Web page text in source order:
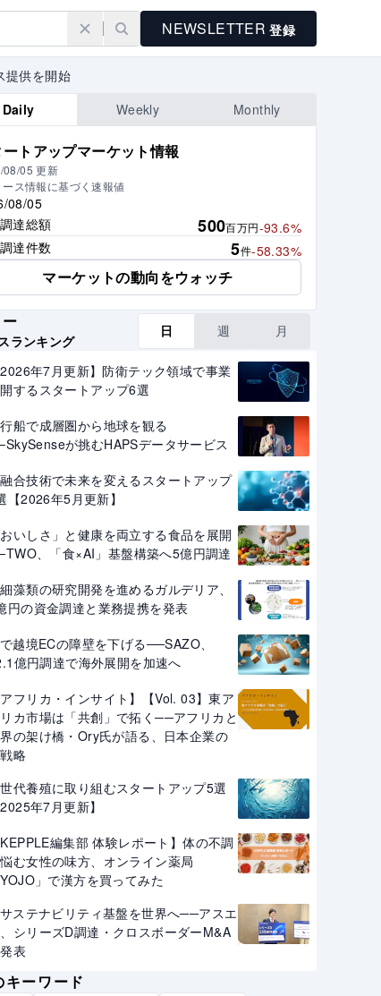
NEWSLETTER 登録
提供を開始
Daily Weekly Monthly
ートアップマーケット情報
08/05 更新
ス情報に基づく速報値
08/05
達総額
500百万円-93.6%
達件数
5件-58.33%
マーケットの動向をウォッチ
ランキング
日 週 月
2026年7月更新】防衛テック領域で事業
するスタートアップ6選
船で成層圏から地球を観る
が挑むHAPSデータサービス
合技術で未来を変えるスタートアップ
【2026年5月更新】
おいしさ」と健康を両立する食品を展開
、「食×AI」基盤構築へ5億円調達
藻類の研究開発を進めるガルデリア、
円の資金調達と業務提携を発表
越境ECの障壁を下げる──SAZO、
億円調達で海外展開を加速へ
アフリカ・インサイト】【Vol. 03】東ア
カ市場は「共創」で拓く──アフリカと
の架け橋・Ory氏が語る、日本企業の
略
代養殖に取り組むスタートアップ5選
2025年7月更新】
KEPPLE編集部 体験レポート】体の不調
む女性の味方、オンライン薬局
YOJO」で漢方を買ってみた
ステナビリティ基盤を世界へ──アスエ
シリーズD調達・クロスボーダーM&A
表
キーワード